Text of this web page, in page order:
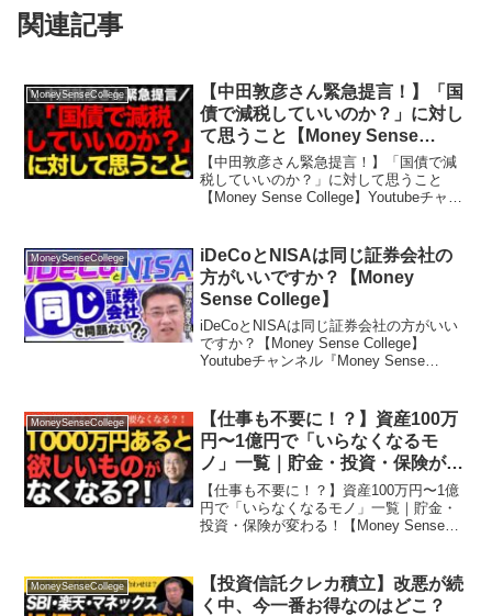
関連記事
MoneySenseCollege
【中田敦彦さん緊急提言！】「国
債で減税していいのか？」に対し
て思うこと【Money Sense
College】
【中田敦彦さん緊急提言！】「国債で減
税していいのか？」に対して思うこと
【Money Sense College】Youtubeチャン
ご案内や特別動画...
MoneySenseCollege
iDeCoとNISAは同じ証券会社の
方がいいですか？【Money
Sense College】
iDeCoとNISAは同じ証券会社の方がいい
ですか？【Money Sense College】
Youtubeチャンネル『Money Sense
信していま...
MoneySenseCollege
【仕事も不要に！？】資産100万
円〜1億円で「いらなくなるモ
ノ」一覧｜貯金・投資・保険が変
わる！【Money Sense
College】
【仕事も不要に！？】資産100万円〜1億
円で「いらなくなるモノ」一覧｜貯金・
投資・保険が変わる！【Money Sense
ッジのセミナー...
MoneySenseCollege
【投資信託クレカ積立】改悪が続
く中、今一番お得なのはどこ？